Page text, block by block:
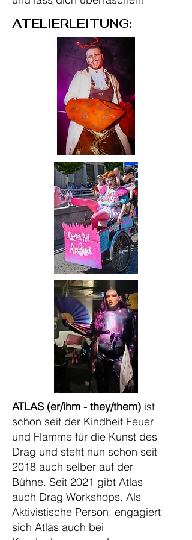
ATELIERLEITUNG:
ATLAS (er/ihm - they/them) ist
schon seit der Kindheit Feuer
und Flamme für die Kunst des
Drag und steht nun schon seit
2018 auch selber auf der
Bühne. Seit 2021 gibt Atlas
auch Drag Workshops. Als
Aktivistische Person, engagiert
sich Atlas auch bei